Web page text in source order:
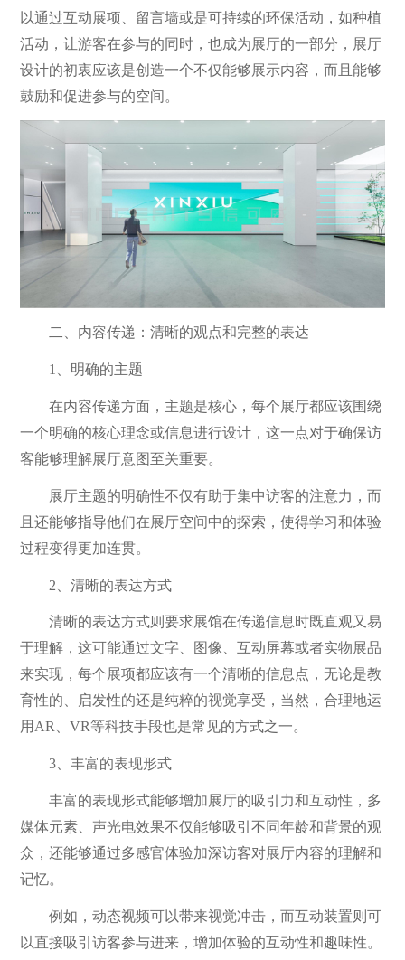
以通过互动展项、留言墙或是可持续的环保活动，如种植
活动，让游客在参与的同时，也成为展厅的一部分，展厅
设计的初衷应该是创造一个不仅能够展示内容，而且能够
鼓励和促进参与的空间。
二、内容传递：清晰的观点和完整的表达
1、明确的主题
在内容传递方面，主题是核心，每个展厅都应该围绕
一个明确的核心理念或信息进行设计，这一点对于确保访
客能够理解展厅意图至关重要。
展厅主题的明确性不仅有助于集中访客的注意力，而
且还能够指导他们在展厅空间中的探索，使得学习和体验
过程变得更加连贯。
2、清晰的表达方式
清晰的表达方式则要求展馆在传递信息时既直观又易
于理解，这可能通过文字、图像、互动屏幕或者实物展品
来实现，每个展项都应该有一个清晰的信息点，无论是教
育性的、启发性的还是纯粹的视觉享受，当然，合理地运
用AR、VR等科技手段也是常见的方式之一。
3、丰富的表现形式
丰富的表现形式能够增加展厅的吸引力和互动性，多
媒体元素、声光电效果不仅能够吸引不同年龄和背景的观
众，还能够通过多感官体验加深访客对展厅内容的理解和
记忆。
例如，动态视频可以带来视觉冲击，而互动装置则可
以直接吸引访客参与进来，增加体验的互动性和趣味性。